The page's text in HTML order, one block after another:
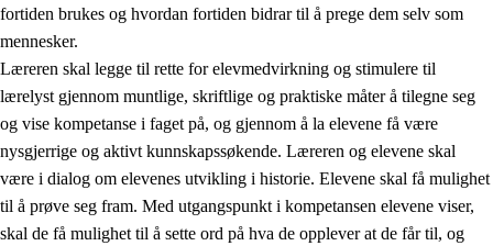
fortiden brukes og hvordan fortiden bidrar til å prege dem selv som
mennesker.
Læreren skal legge til rette for elevmedvirkning og stimulere til
lærelyst gjennom muntlige, skriftlige og praktiske måter å tilegne seg
og vise kompetanse i faget på, og gjennom å la elevene få være
nysgjerrige og aktivt kunnskapssøkende. Læreren og elevene skal
være i dialog om elevenes utvikling i historie. Elevene skal få mulighet
til å prøve seg fram. Med utgangspunkt i kompetansen elevene viser,
skal de få mulighet til å sette ord på hva de opplever at de får til, og